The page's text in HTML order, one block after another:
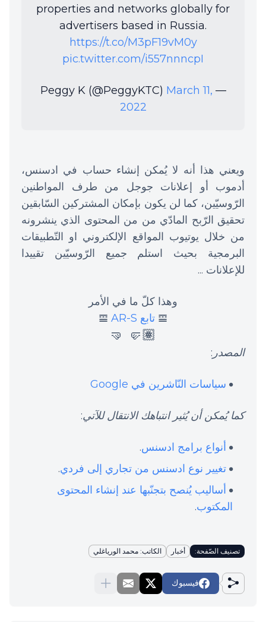
properties and networks globally for
advertisers based in Russia.
https://t.co/M3pF19vM0y
pic.twitter.com/i557nnncpI
— Peggy K (@PeggyKTC)
March 11,
2022
ويعني هذا أنه لا يُمكن إنشاء حساب في ادسنس،
أدموب أو إعلانات جوجل من طرف المواطنين
الرّوسيّين، كما لن يكون بإمكان المشتركين السّابقين
تحقيق الرّبح المادّي من من المحتوى الذي ينشرونه
من خلال يوتيوب المواقع الإلكتروني او التّطبيقات
البرمجية بحيث استلم جميع الرّوسيّين تقييدا
للإعلانات ...
وهذا كلّ ما في الأمر
𝌘 تابع AR-S 𝌘
🤛🏽 🤜
المصدر :
سياسات النّاشرين في Google
كما يُمكن أن يُثير انتباهك الانتقال للآتي:
أنواع برامج ادسنس.
تغيير نوع ادسنس من تجاري إلى فردي.
أساليب يُنصح بتجنّبها عند إنشاء المحتوى
المكتوب.
تصنيف الصّفحة: أخبار الكاتب: محمد الورياغلي
فيسبوك